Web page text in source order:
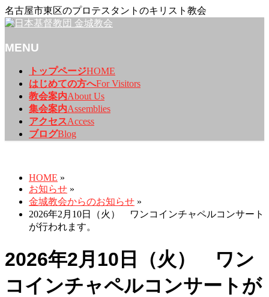
名古屋市東区のプロテスタントのキリスト教会
MENU
トップページHOME
はじめての方へFor Visitors
教会案内About Us
集会案内Assemblies
アクセスAccess
ブログBlog
HOME »
お知らせ »
金城教会からのお知らせ »
2026年2月10日（火） ワンコインチャペルコンサート
が行われます。
2026年2月10日（火） ワン
コインチャペルコンサートが